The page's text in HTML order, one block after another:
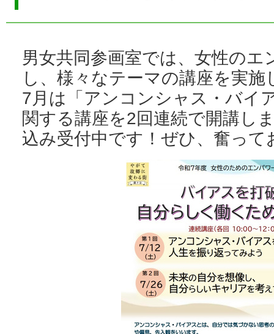
男女共同参画室では、女性の
し、様々なテーマの講座を実
7月は「アンコンシャス・バイ
関する講座を2回連続で開講し
込み受付中です！ぜひ、奮って